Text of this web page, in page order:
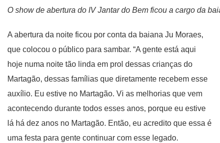
O show de abertura do IV Jantar do Bem ficou a cargo da
A abertura da noite ficou por conta da baiana Ju Moraes,
que colocou o público para sambar. “A gente está aqui
hoje numa noite tão linda em prol dessas crianças do
Martagão, dessas famílias que diretamente recebem esse
auxílio. Eu estive no Martagão. Vi as melhorias que vem
acontecendo durante todos esses anos, porque eu estive
lá há dez anos no Martagão. Então, eu acredito que essa é
uma festa para gente continuar com esse legado.